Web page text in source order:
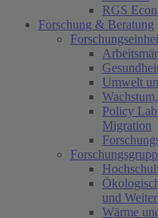
RGS Econ
Forschung & Beratung
Umwelt
Policy
Migration
und
Wärme